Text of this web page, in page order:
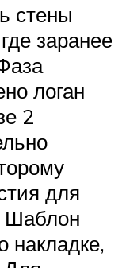
стены
заранее
логан
2
для
Шаблон
накладке,